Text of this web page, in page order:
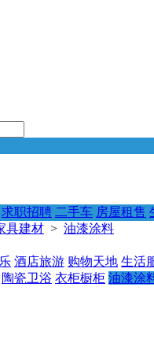
求职招聘 二手车 房屋租售
具建材 > 油漆涂料
酒店旅游 购物天地 生活
陶瓷卫浴 衣柜橱柜 油漆涂